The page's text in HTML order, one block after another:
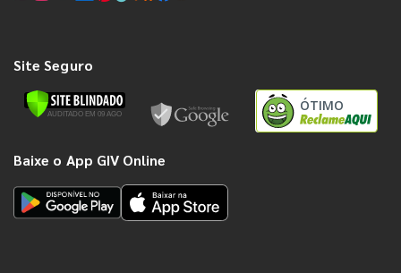
Site Seguro
ÓTIMO
Baixe o App GIV Online